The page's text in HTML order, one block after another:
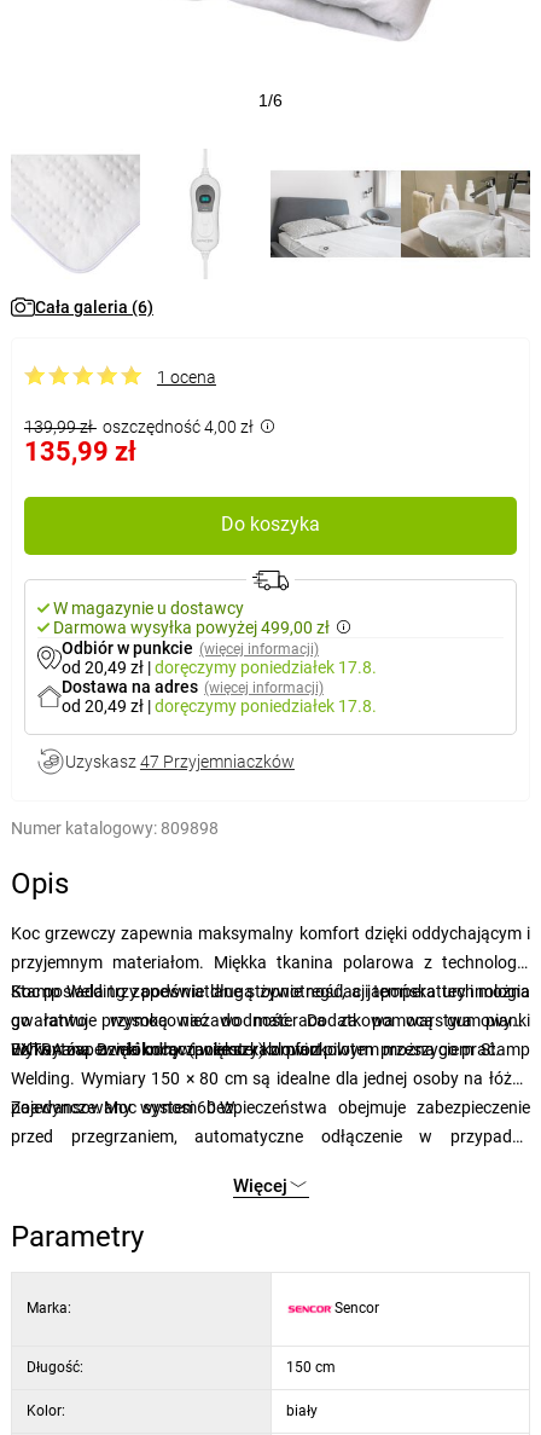
1/6
Cała galeria (6)
1 ocena
139,99 zł oszczędność 4,00 zł
135,99 zł
Do koszyka
W magazynie u dostawcy
Darmowa wysyłka powyżej 499,00 zł
Odbiór w punkcie (więcej informacji)
od 20,49 zł |doręczymy poniedziałek 17.8.
Dostawa na adres (więcej informacji)
od 20,49 zł |doręczymy poniedziałek 17.8.
Uzyskasz 47 Przyjemniaczków
Numer katalogowy: 809898
Opis
Koc grzewczy zapewnia maksymalny komfort dzięki oddychającym i
przyjemnym materiałom. Miękka tkanina polarowa z technologią
Stamp Welding zapewnia długą żywotność, a japońska technologia
gwarantuje wysoką niezawodność. Dodatkowa warstwa pianki
EXTRA zapewnia kocowi większy komfort.
Koc posiada trzy podświetlane stopnie regulacji temperatury i można
go łatwo przymocować do materaca za pomocą gumowych
uchwytów. Dzięki odłączanemu kablowi z pilotem można go prać.
Wykonana z włókniny (poliester) z piankowym przeszyciem Stamp
Welding. Wymiary 150 × 80 cm są idealne dla jednej osoby na łóżko
pojedyncze. Moc wynosi 60 W.
Zaawansowany system bezpieczeństwa obejmuje zabezpieczenie
przed przegrzaniem, automatyczne odłączenie w przypadku
godzinach. Koc szybko się nagrzewa, zapewniając natychmiastowy
komfort cieplny.
Więcej
Parametry
Marka: Sencor
Długość: 150 cm
Kolor: biały